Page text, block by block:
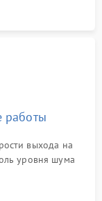
работы
выхода на
уровня шума
и корректного
оттайки.